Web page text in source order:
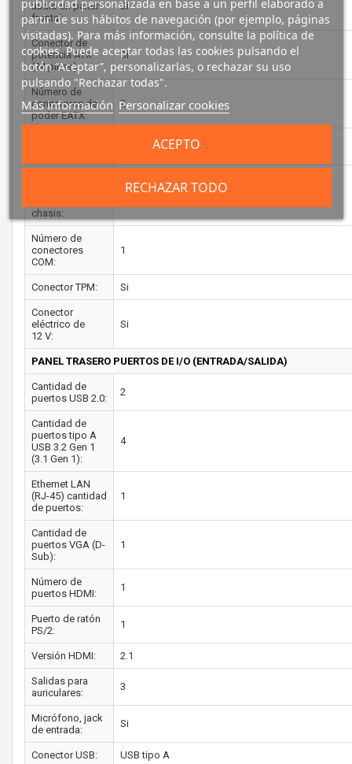
audio en panel
frontal:
Si
Conector de
potencia ATX
(24 pines):
Si
Número de
conectores de
poder EATX:
2
chasis:
Número de
conectores
COM:
1
Conector TPM: Si
Conector
eléctrico de
12 V:
Si
PANEL TRASERO PUERTOS DE I/O (ENTRADA/SALIDA)
Cantidad de
puertos USB 2.0:
2
Cantidad de
puertos tipo A
USB 3.2 Gen 1
(3.1 Gen 1):
4
Ethernet LAN
(RJ-45) cantidad
de puertos:
1
Cantidad de
puertos VGA (D-
Sub):
1
Número de
puertos HDMI:
1
Puerto de ratón
PS/2:
1
Versión HDMI: 2.1
Salidas para
auriculares:
3
Micrófono, jack
de entrada:
Si
Conector USB: USB tipo A
publicidad personalizada en base a un perfil elaborado a
partir de sus hábitos de navegación (por ejemplo, páginas
visitadas). Para más información, consulte la política de
cookies. Puede aceptar todas las cookies pulsando el
botón “Aceptar”, personalizarlas, o rechazar su uso
pulsando "Rechazar todas".
Más información Personalizar cookies
RECHAZAR TODO
ACEPTO